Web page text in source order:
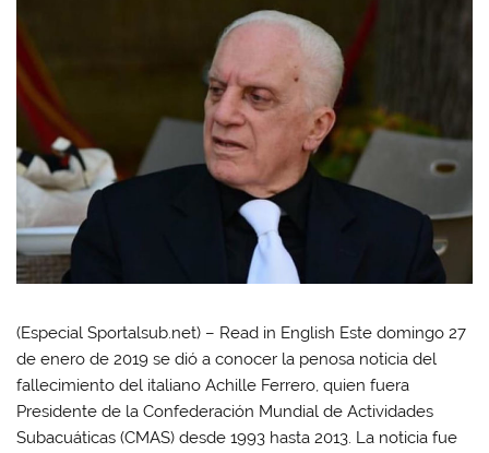
(Especial Sportalsub.net) – Read in English Este domingo 27
de enero de 2019 se dió a conocer la penosa noticia del
fallecimiento del italiano Achille Ferrero, quien fuera
Presidente de la Confederación Mundial de Actividades
Subacuáticas (CMAS) desde 1993 hasta 2013. La noticia fue